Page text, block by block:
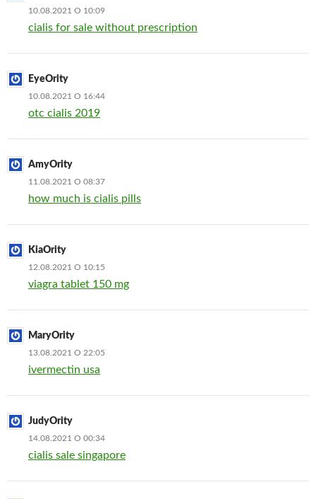
10.08.2021 О 10:09
cialis for sale without prescription
EyeOrity
10.08.2021 О 16:44
otc cialis 2019
AmyOrity
11.08.2021 О 08:37
how much is cialis pills
KiaOrity
12.08.2021 О 10:15
viagra tablet 150 mg
MaryOrity
13.08.2021 О 22:05
ivermectin usa
JudyOrity
14.08.2021 О 00:34
cialis sale singapore